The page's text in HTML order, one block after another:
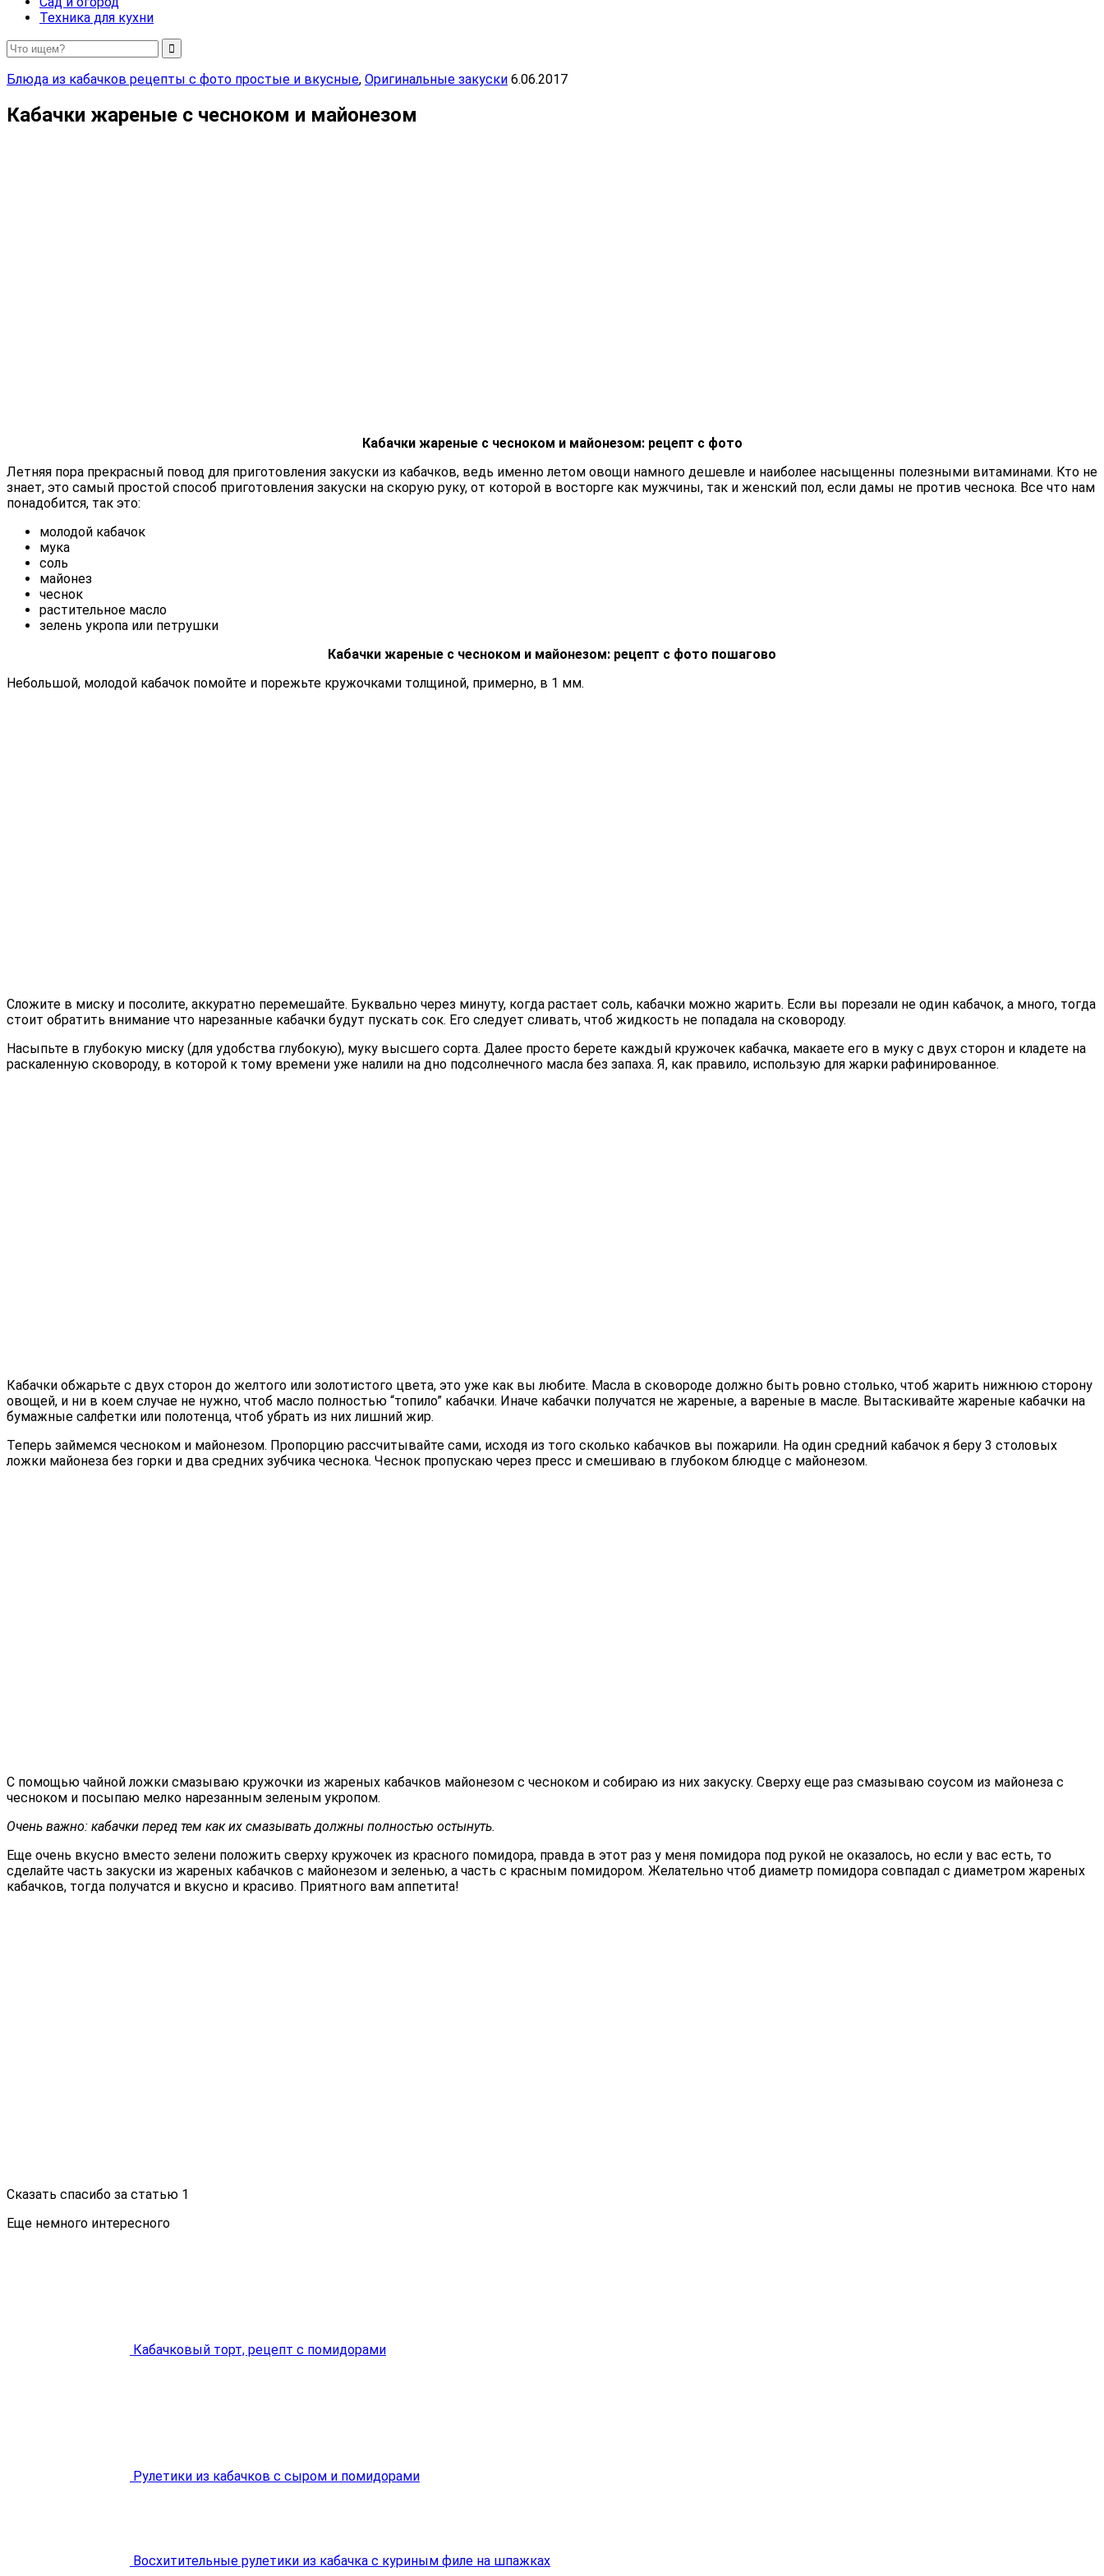
Техника для кухни
Блюда из кабачков рецепты с фото простые и вкусные, Оригинальные закуски 6.06.2017
Кабачки жареные с чесноком и майонезом
Кабачки жареные с чесноком и майонезом: рецепт с фото
Летняя пора прекрасный повод для приготовления закуски из кабачков, ведь именно летом овощи намного дешевле и наиболее насыщенны полезными витаминами. Кто не
знает, это самый простой способ приготовления закуски на скорую руку, от которой в восторге как мужчины, так и женский пол, если дамы не против чеснока. Все что нам
понадобится, так это:
молодой кабачок
мука
соль
майонез
чеснок
растительное масло
зелень укропа или петрушки
Кабачки жареные с чесноком и майонезом: рецепт с фото пошагово
Небольшой, молодой кабачок помойте и порежьте кружочками толщиной, примерно, в 1 мм.
Сложите в миску и посолите, аккуратно перемешайте. Буквально через минуту, когда растает соль, кабачки можно жарить. Если вы порезали не один кабачок, а много, тогда
стоит обратить внимание что нарезанные кабачки будут пускать сок. Его следует сливать, чтоб жидкость не попадала на сковороду.
Насыпьте в глубокую миску (для удобства глубокую), муку высшего сорта. Далее просто берете каждый кружочек кабачка, макаете его в муку с двух сторон и кладете на
раскаленную сковороду, в которой к тому времени уже налили на дно подсолнечного масла без запаха. Я, как правило, использую для жарки рафинированное.
Кабачки обжарьте с двух сторон до желтого или золотистого цвета, это уже как вы любите. Масла в сковороде должно быть ровно столько, чтоб жарить нижнюю сторону
овощей, и ни в коем случае не нужно, чтоб масло полностью “топило” кабачки. Иначе кабачки получатся не жареные, а вареные в масле. Вытаскивайте жареные кабачки на
бумажные салфетки или полотенца, чтоб убрать из них лишний жир.
Теперь займемся чесноком и майонезом. Пропорцию рассчитывайте сами, исходя из того сколько кабачков вы пожарили. На один средний кабачок я беру 3 столовых
ложки майонеза без горки и два средних зубчика чеснока. Чеснок пропускаю через пресс и смешиваю в глубоком блюдце с майонезом.
С помощью чайной ложки смазываю кружочки из жареных кабачков майонезом с чесноком и собираю из них закуску. Сверху еще раз смазываю соусом из майонеза с
чесноком и посыпаю мелко нарезанным зеленым укропом.
Очень важно: кабачки перед тем как их смазывать должны полностью остынуть.
Еще очень вкусно вместо зелени положить сверху кружочек из красного помидора, правда в этот раз у меня помидора под рукой не оказалось, но если у вас есть, то
сделайте часть закуски из жареных кабачков с майонезом и зеленью, а часть с красным помидором. Желательно чтоб диаметр помидора совпадал с диаметром жареных
кабачков, тогда получатся и вкусно и красиво. Приятного вам аппетита!
Сказать спасибо за статью 1
Еще немного интересного
Кабачковый торт, рецепт с помидорами
Рулетики из кабачков с сыром и помидорами
Восхитительные рулетики из кабачка с куриным филе на шпажках